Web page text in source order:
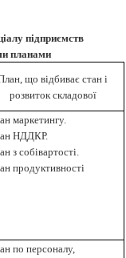
підприємств
планами
що відбиває стан і
розвиток складової
маркетингу.
НДДКР.
з собівартості.
продуктивності
по персоналу,